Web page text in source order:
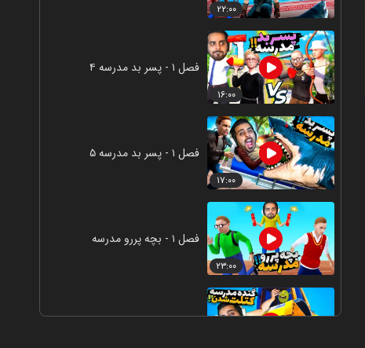
۲۲:۰۰
۱۶:۰۰
فصل ۱ - پسر بد مدرسه ۴
۱۷:۰۰
فصل ۱ - پسر بد مدرسه ۵
۲۳:۰۰
فصل ۱ - بچه پررو مدرسه